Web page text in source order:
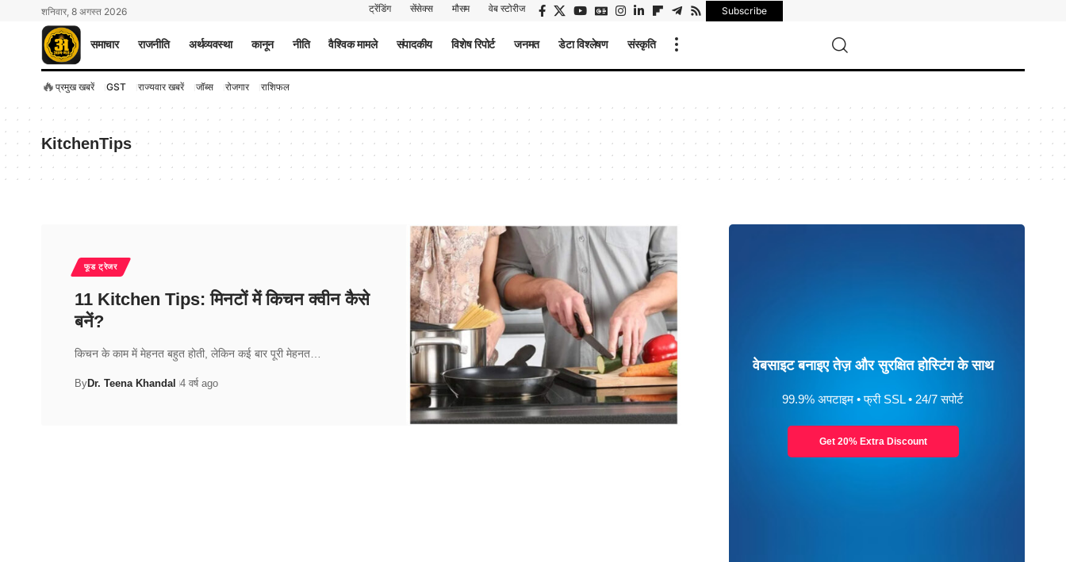
शनिवार, 8 अगस्त 2026 ट्रेंडिंग सेंसेक्स मौसम वेब स्टोरीज Subscribe
समाचार राजनीति अर्थव्यवस्था कानून नीति वैश्विक मामले संपादकीय विशेष रिपोर्ट जनमत डेटा विश्लेषण संस्कृति
🔥 प्रमुख खबरें GST राज्यवार खबरें जॉब्स रोजगार राशिफल
KitchenTips
फूड ट्रेजर
11 Kitchen Tips: मिनटों में किचन क्वीन कैसे
बनें?
किचन के काम में मेहनत बहुत होती, लेकिन कई बार पूरी मेहनत…
ByDr. Teena Khandal 4 वर्ष ago
वेबसाइट बनाइए तेज़ और सुरक्षित होस्टिंग के साथ
99.9% अपटाइम • फ्री SSL • 24/7 सपोर्ट
Get 20% Extra Discount